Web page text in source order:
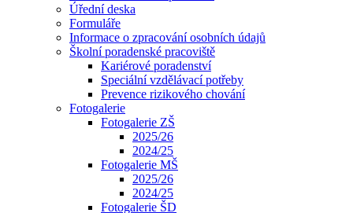
Úřední deska
Formuláře
Informace o zpracování osobních údajů
Školní poradenské pracoviště
Kariérové poradenství
Speciální vzdělávací potřeby
Prevence rizikového chování
Fotogalerie
Fotogalerie ZŠ
2025/26
2024/25
Fotogalerie MŠ
2025/26
2024/25
Fotogalerie ŠD